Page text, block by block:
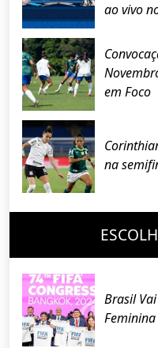
ao vivo
em Foco
na
Brasil